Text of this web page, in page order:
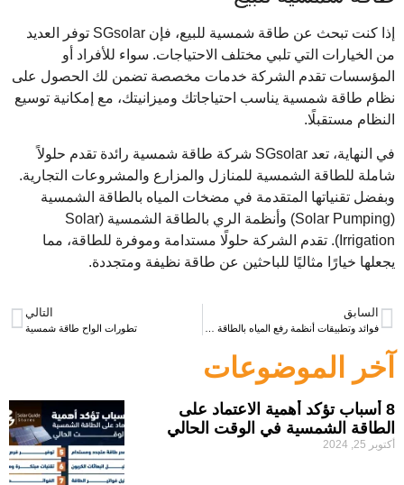
إذا كنت تبحث عن طاقة شمسية للبيع، فإن SGsolar توفر العديد
من الخيارات التي تلبي مختلف الاحتياجات. سواء للأفراد أو
المؤسسات تقدم الشركة خدمات مخصصة تضمن لك الحصول على
نظام طاقة شمسية يناسب احتياجاتك وميزانيتك، مع إمكانية توسيع
النظام مستقبلًا.
في النهاية، تعد SGsolar شركة طاقة شمسية رائدة تقدم حلولاً
شاملة للطاقة الشمسية للمنازل والمزارع والمشروعات التجارية.
وبفضل تقنياتها المتقدمة في مضخات المياه بالطاقة الشمسية
(Solar Pumping) وأنظمة الري بالطاقة الشمسية (Solar
Irrigation). تقدم الشركة حلولًا مستدامة وموفرة للطاقة، مما
يجعلها خيارًا مثاليًا للباحثين عن طاقة نظيفة ومتجددة.
السابق التالي
تطورات الواح طاقة شمسية
آخر الموضوعات
8 أسباب تؤكد أهمية الاعتماد على
الطاقة الشمسية في الوقت الحالي
أكتوبر 25, 2024